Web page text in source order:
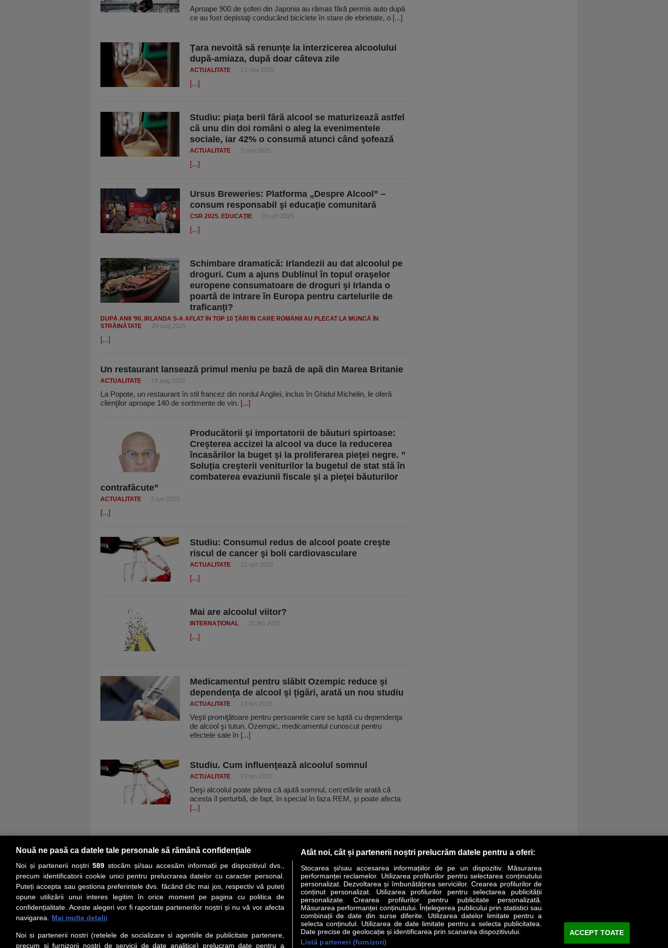
Aproape 900 de şoferi din Japonia au rămas fără permis auto după
ce au fost depistaţi conducând biciclete în stare de ebrietate, o [...]
Ţara nevoită să renunţe la interzicerea alcoolului
după-amiaza, după doar câteva zile
ACTUALITATE 13 nov 2025
[...]
Studiu: piaţa berii fără alcool se maturizează astfel
că unu din doi români o aleg la evenimentele
sociale, iar 42% o consumă atunci când şofează
ACTUALITATE 5 nov 2025
[...]
Ursus Breweries: Platforma „Despre Alcool” –
consum responsabil şi educaţie comunitară
CSR 2025. EDUCAŢIE 31 oct 2025
[...]
Schimbare dramatică: Irlandezii au dat alcoolul pe
droguri. Cum a ajuns Dublinul în topul oraşelor
europene consumatoare de droguri şi Irlanda o
poartă de intrare în Europa pentru cartelurile de
traficanţi?
DUPĂ ANII ’90, IRLANDA S-A AFLAT ÎN TOP 10 ŢĂRI ÎN CARE ROMÂNII AU PLECAT LA MUNCĂ ÎN
STRĂINĂTATE
29 aug 2025
[...]
Un restaurant lansează primul meniu pe bază de apă din Marea Britanie
ACTUALITATE 19 aug 2025
La Popote, un restaurant în stil francez din nordul Angliei, inclus în Ghidul Michelin, le oferă
clienţilor aproape 140 de sortimente de vin. [...]
Producătorii şi importatorii de băuturi spirtoase:
Creşterea accizei la alcool va duce la reducerea
încasărilor la buget şi la proliferarea pieţei negre. ”
Soluţia creşterii veniturilor la bugetul de stat stă în
combaterea evaziunii fiscale şi a pieţei băuturilor
contrafăcute”
ACTUALITATE 5 iun 2025
[...]
Studiu: Consumul redus de alcool poate creşte
riscul de cancer şi boli cardiovasculare
ACTUALITATE 13 apr 2025
[...]
Mai are alcoolul viitor?
INTERNAŢIONAL 25 feb 2025
[...]
Medicamentul pentru slăbit Ozempic reduce şi
dependenţa de alcool şi ţigări, arată un nou studiu
ACTUALITATE 13 feb 2025
Veşti promiţătoare pentru persoanele care se luptă cu dependenţa
de alcool şi tutun. Ozempic, medicamentul cunoscut pentru
efectele sale în [...]
Studiu. Cum influenţează alcoolul somnul
ACTUALITATE 27 ian 2025
Deşi alcoolul poate părea că ajută somnul, cercetările arată că
acesta îl perturbă, de fapt, în special în faza REM, şi poate afecta
[...]
PRIMA PAGINĂ COVER STORY LIDERI ANALIZE HI-TECH MEET THE CEO LIFESTYLE SPECIAL OPINII
Social
Urmareste-ne pe Facebook
iarul Financiar Politica de confidentialitate
Servicii Revista Business Magazin
Nouă ne pasă ca datele tale personale să rămână confidențiale
Noi și partenerii noștri 589stocăm și/sau accesăm informații pe dispozitivul dvs.,
precum identificatorii cookie unici pentru prelucrarea datelor cu caracter personal.
Puteți accepta sau gestiona preferințele dvs. făcând clic mai jos, respectiv vă puteți
opune utilizării unui interes legitim în orice moment pe pagina cu politica de
confidențialitate. Aceste alegeri vor fi raportate partenerilor noștri și nu vă vor afecta
navigarea.
Mai multe detalii
Noi si partenerii nostri (retelele de socializare si agentiile de publicitate partenere,
precum si furnizorii nostri de servicii de date analitice) prelucram date pentru a
Atât noi, cât și partenerii noștri prelucrăm datele pentru a oferi:
Stocarea și/sau accesarea informațiilor de pe un dispozitiv. Măsurarea
performanței reclamelor. Utilizarea profilurilor pentru selectarea conținutului
personalizat. Dezvoltarea și îmbunătățirea serviciilor. Crearea profilurilor de
conținut personalizat. Utilizarea profilurilor pentru selectarea publicității
personalizate. Crearea profilurilor pentru publicitate personalizată.
Măsurarea performanței conținutului. Înțelegerea publicului prin statistici sau
combinații de date din surse diferite. Utilizarea datelor limitate pentru a
selecta conținutul. Utilizarea de date limitate pentru a selecta publicitatea.
Date precise de geolocație și identificarea prin scanarea dispozitivului.
Listă parteneri (furnizori)
ACCEPT TOATE